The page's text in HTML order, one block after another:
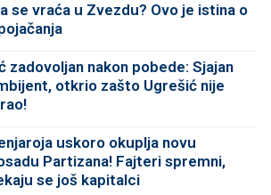
se vraća u Zvezdu? Ovo je istina o
zadovoljan nakon pobede: Sjajan
otkrio zašto Ugrešić nije
uskoro okuplja novu
Partizana! Fajteri spremni,
se još kapitalci